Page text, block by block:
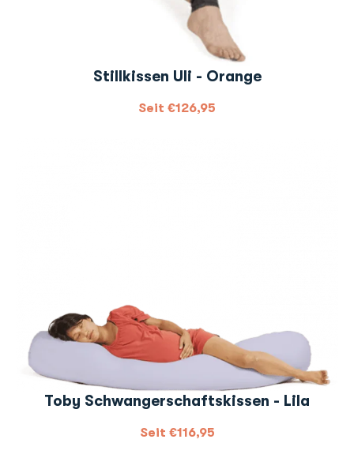
Stillkissen Uli - Orange
Seit €126,95
Toby Schwangerschaftskissen - Lila
Seit €116,95